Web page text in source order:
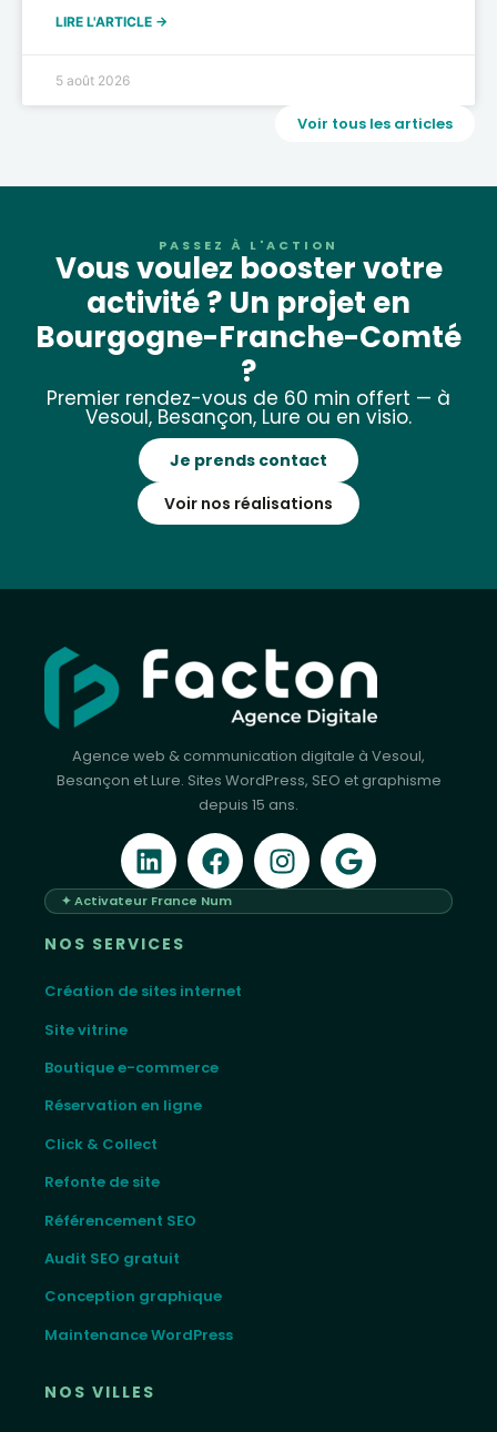
LIRE L'ARTICLE →
5 août 2026
Voir tous les articles
PASSEZ À L'ACTION
Vous voulez booster votre
activité ? Un projet en
Bourgogne-Franche-Comté
?
Premier rendez-vous de 60 min offert — à
Vesoul, Besançon, Lure ou en visio.
Je prends contact
Voir nos réalisations
Agence web & communication digitale à Vesoul,
Besançon et Lure. Sites WordPress, SEO et graphisme
depuis 15 ans.
✦ Activateur France Num
NOS SERVICES
Création de sites internet
Site vitrine
Boutique e-commerce
Réservation en ligne
Click & Collect
Refonte de site
Référencement SEO
Audit SEO gratuit
Conception graphique
Maintenance WordPress
NOS VILLES